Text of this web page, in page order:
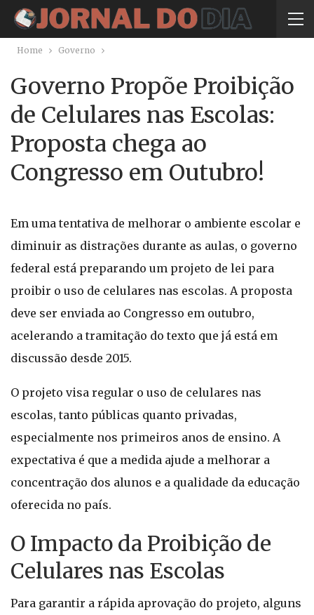
Home Governo
Governo Propõe Proibição
de Celulares nas Escolas:
Proposta chega ao
Congresso em Outubro!
Em uma tentativa de melhorar o ambiente escolar e
diminuir as distrações durante as aulas, o governo
federal está preparando um projeto de lei para
proibir o uso de celulares nas escolas. A proposta
deve ser enviada ao Congresso em outubro,
acelerando a tramitação do texto que já está em
discussão desde 2015.
O projeto visa regular o uso de celulares nas
escolas, tanto públicas quanto privadas,
especialmente nos primeiros anos de ensino. A
expectativa é que a medida ajude a melhorar a
concentração dos alunos e a qualidade da educação
oferecida no país.
O Impacto da Proibição de
Celulares nas Escolas
Para garantir a rápida aprovação do projeto, alguns